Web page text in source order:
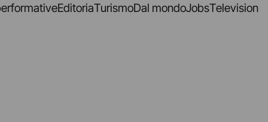
EditoriaTurismoDal mondoJobsTelevision